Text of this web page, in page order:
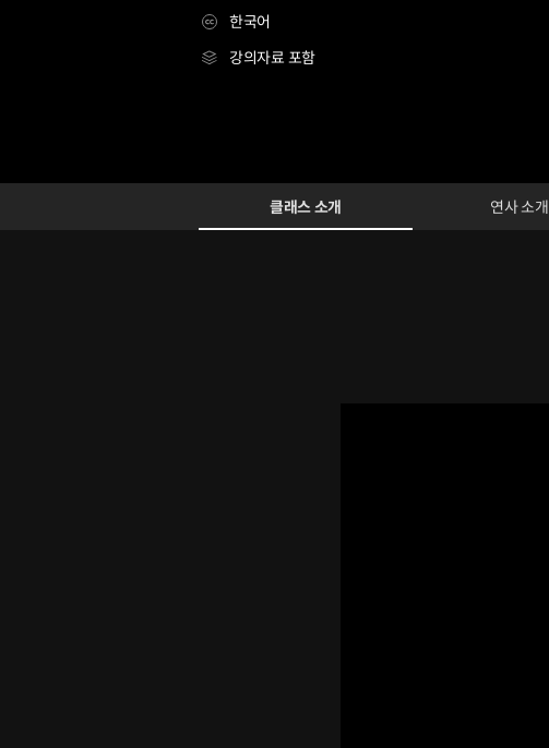
한국어
강의자료 포함
Configuration Information Shortcuts클래스 소개 연사 소개